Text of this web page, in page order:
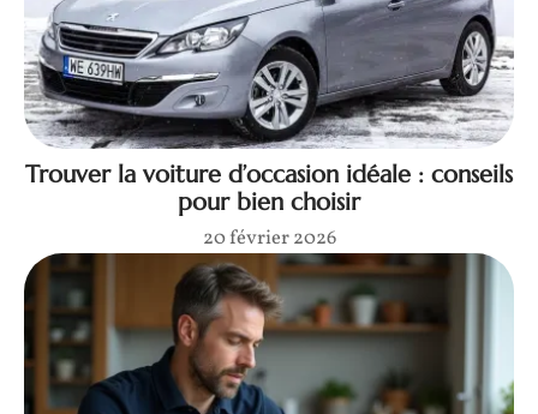
Trouver la voiture d’occasion idéale : conseils
pour bien choisir
20 février 2026